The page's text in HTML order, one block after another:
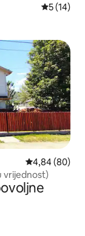
Prosječna
5 (14)
Prosječna
4,84 (80)
vrijednost)